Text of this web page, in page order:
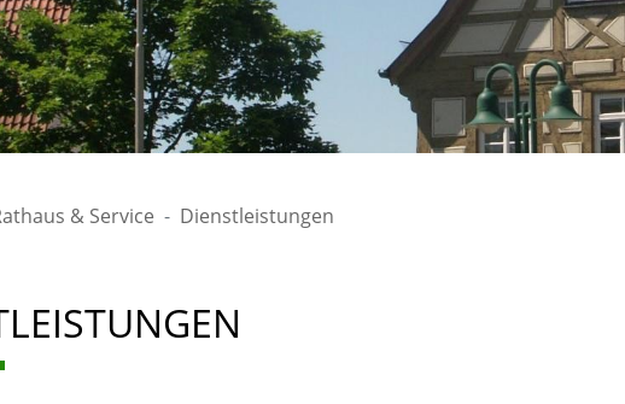
& Service Dienstleistungen